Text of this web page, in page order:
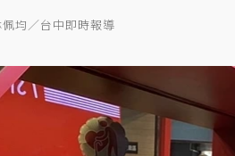
均／台中即時報導